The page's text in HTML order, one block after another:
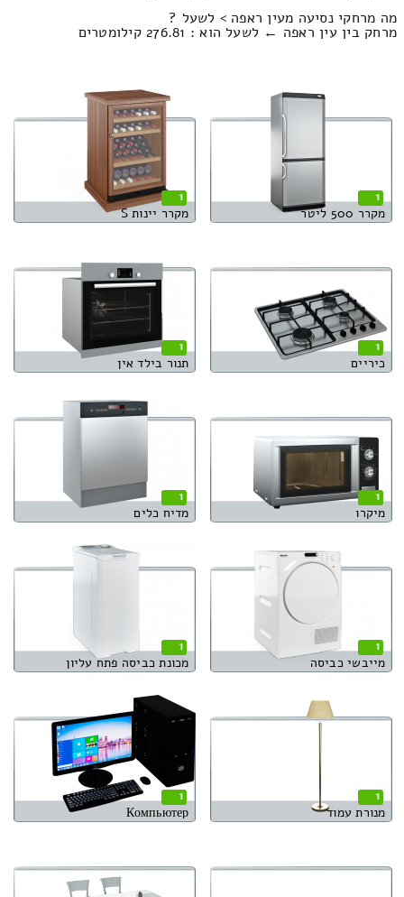
מה מרחקי נסיעה מעין ראפה > לשעל ?
מרחק בין עין ראפה ← לשעל הוא : 276.81 קילומטרים
1
מקרר 500 ליטר
1
מקרר יינות S
1
כיריים
1
תנור בילד אין
1
מיקרו
1
מדיח כלים
1
מייבשי כביסה
1
מכונת כביסה פתח עליון
1
מנורת עמוד
1
Компьютер